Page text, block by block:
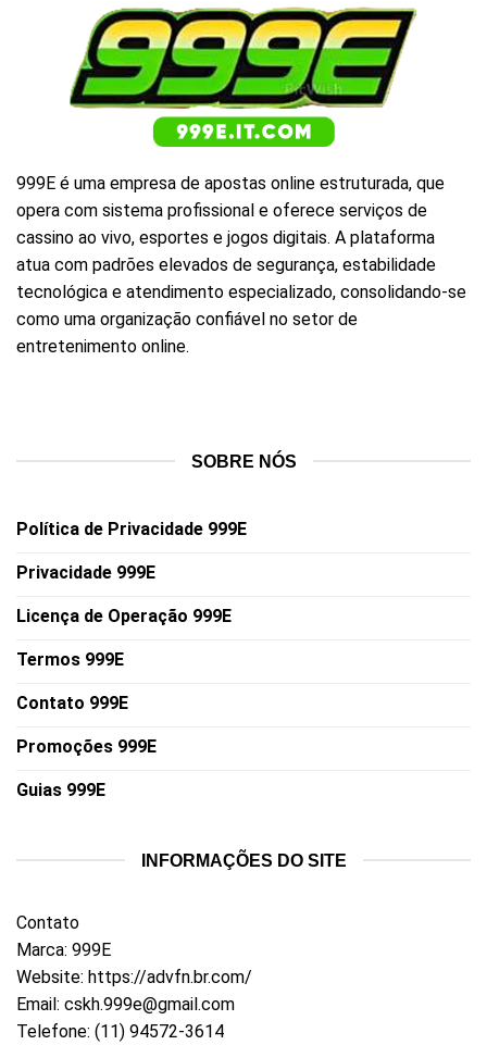
999E é uma empresa de apostas online estruturada, que
opera com sistema profissional e oferece serviços de
cassino ao vivo, esportes e jogos digitais. A plataforma
atua com padrões elevados de segurança, estabilidade
tecnológica e atendimento especializado, consolidando-se
como uma organização confiável no setor de
entretenimento online.
SOBRE NÓS
Política de Privacidade 999E
Privacidade 999E
Licença de Operação 999E
Termos 999E
Contato 999E
Promoções 999E
Guias 999E
INFORMAÇÕES DO SITE
Contato
Marca: 999E
Website: https://advfn.br.com/
Email: cskh.999e@gmail.com
Telefone: (11) 94572-3614